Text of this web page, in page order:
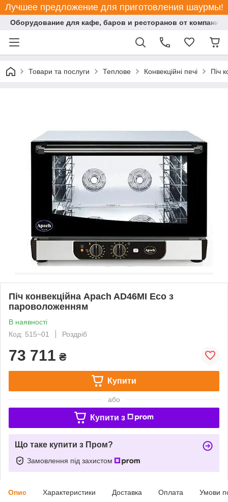
Лучшее предложение для приготовления шаурмы!
Оборудование для кафе, баров и ресторанов от компании
Товари та послуги Теплове Конвекційні печі Піч
Піч конвекційна Apach AD46MI Eco з
пароволоженням
В наявності
Код: 515~01
Роздріб
73 711 ₴
Купити
або
Купити з
Що таке купити з Пром?
Замовлення під захистом
Опис Характеристики Доставка Оплата Умови